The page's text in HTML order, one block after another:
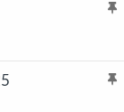
K
tK